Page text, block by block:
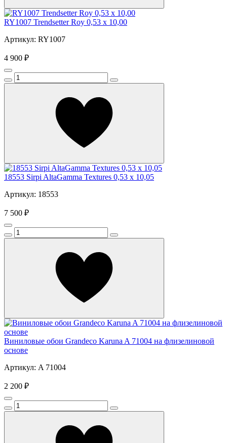
RY1007 Trendsetter Roy 0,53 x 10,00
Артикул: RY1007
4 900 ₽
18553 Sirpi AltaGamma Textures 0,53 x 10,05
Артикул: 18553
7 500 ₽
Виниловые обои Grandeco Karuna A 71004 на флизелиновой
основе
Артикул: A 71004
2 200 ₽